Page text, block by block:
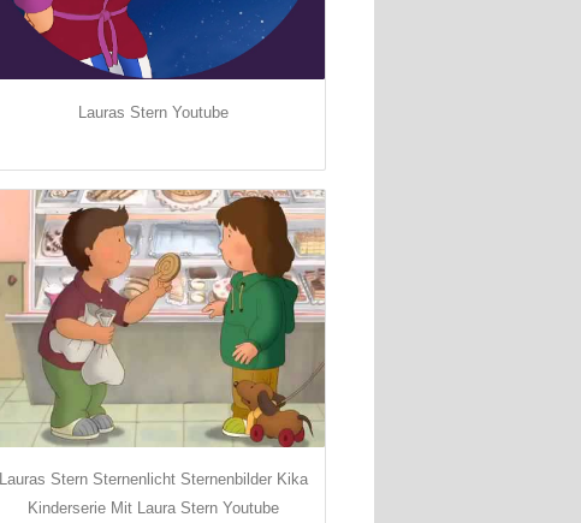
Lauras Stern Youtube
Lauras Stern Sternenlicht Sternenbilder Kika
Kinderserie Mit Laura Stern Youtube